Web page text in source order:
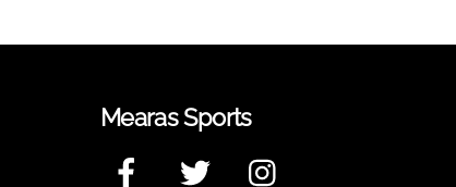
Mearas Sports
Facebook Twitter